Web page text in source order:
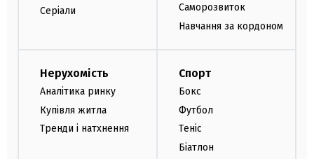
Серіали
Саморозвиток
Навчання за кордоном
Нерухомість
Аналітика ринку
Купівля житла
Тренди і натхнення
Спорт
Бокс
Футбол
Теніс
Біатлон